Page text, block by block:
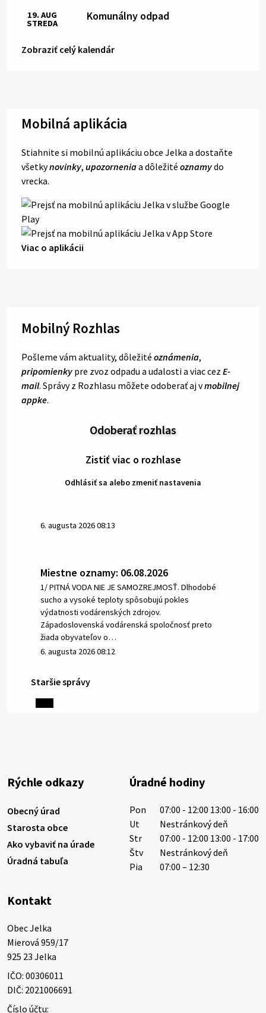
Komunálny odpad
19. AUG
STREDA
Zobraziť celý kalendár
Mobilná aplikácia
Stiahnite si mobilnú aplikáciu obce Jelka a dostaňte
všetkynovinky, upozorneniaa dôležité oznamydo
vrecka.
Viac o aplikácii
Mobilný Rozhlas
Pošleme vám aktuality, dôležité oznámenia,
pripomienky pre zvoz odpadu a udalosti a viac cez E-
mail. Správy z Rozhlasu môžete odoberať aj vmobilnej
appke.
Odoberať rozhlas
Zistiť viac o rozhlase
Odhlásiť sa alebo zmeniť nastavenia
6. augusta 2026 08:13
Miestne oznamy: 06.08.2026
1/ PITNÁ VODA NIE JE SAMOZREJMOSŤ. Dlhodobé
sucho a vysoké teploty spôsobujú pokles
výdatnosti vodárenských zdrojov.
Západoslovenská vodárenská spoločnosť preto
žiada obyvateľov o…
6. augusta 2026 08:12
5. augusta 2026 13:10
hlbokým zármutkom Vám oznamujeme, že vo veku
73 rokov nás opustila Irena Tanková, rodená
5. augusta 2026 12:59
3. augusta 2026 08:45
Smútočné oznamy: 03.08.2026 1/ Vážení obyvatelia!S
hlbokým zármutkom Vám oznamujeme, že vo veku
84 rokov nás opustil Ján Letusek. Pohreb zosnulého
bude dňa 4.08.2026 v utorok 10.00…
3. augusta 2026 08:44
Staršie správy
Rýchle odkazy
Obecný úrad
Starosta obce
Ako vybaviť na úrade
Úradná tabuľa
Úradné hodiny
Pon
07:00 - 12:00 13:00 - 16:00
Ut
Nestránkový deň
Str
07:00 - 12:00 13:00 - 17:00
Štv
Nestránkový deň
Pia
07:00 – 12:30
Kontakt
Obec Jelka
Mierová 959/17
925 23 Jelka
IČO: 00306011
DIČ: 2021006691
Číslo účtu: